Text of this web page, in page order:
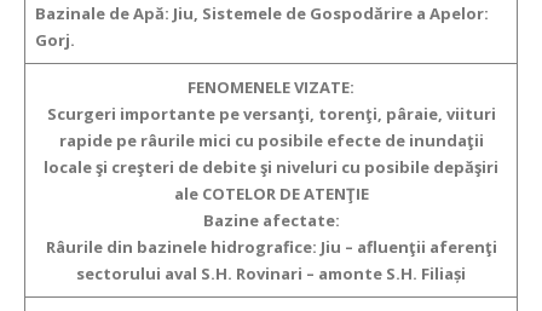
Bazinale de Apă: Jiu, Sistemele de Gospodărire a Apelor:
Gorj.
FENOMENELE VIZATE:
Scurgeri importante pe versanţi, torenţi, pâraie, viituri
rapide pe râurile mici cu posibile efecte de inundaţii
locale şi creşteri de debite şi niveluri cu posibile depăşiri
ale COTELOR DE ATENŢIE
Bazine afectate:
Râurile din bazinele hidrografice: Jiu – afluenţii aferenţi
sectorului aval S.H. Rovinari – amonte S.H. Filiași